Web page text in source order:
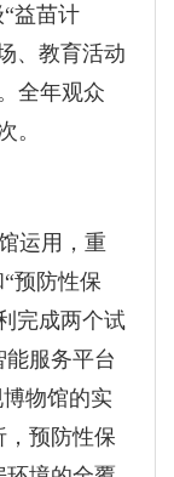
益苗计
、教育活动
全年观众
。
运用，重
预防性保
完成两个试
服务平台
物馆的实
，预防性保